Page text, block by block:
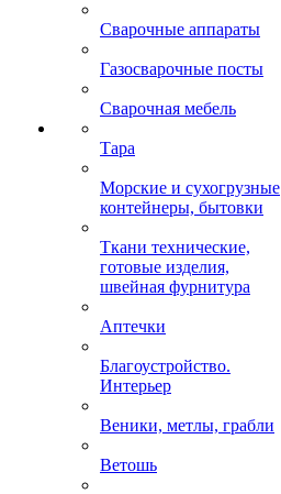
Сварочные аппараты
Газосварочные посты
Сварочная мебель
Тара
Морские и сухогрузные
контейнеры, бытовки
Ткани технические,
готовые изделия,
швейная фурнитура
Аптечки
Благоустройство.
Интерьер
Веники, метлы, грабли
Ветошь